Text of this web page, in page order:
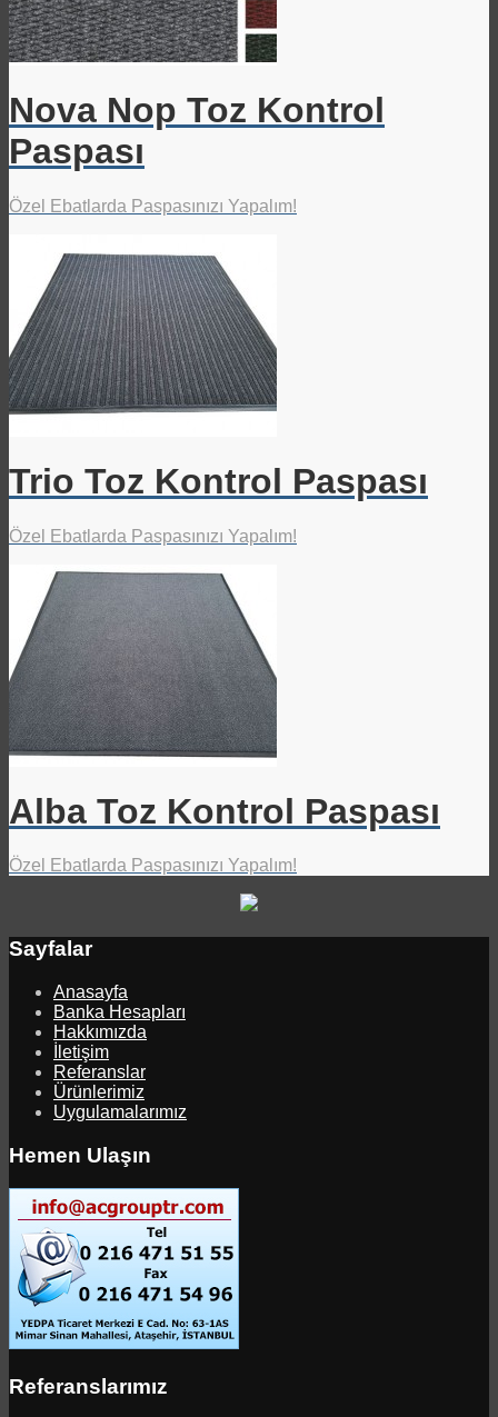
Nova Nop Toz Kontrol
Paspası
Özel Ebatlarda Paspasınızı Yapalım!
Trio Toz Kontrol Paspası
Özel Ebatlarda Paspasınızı Yapalım!
Alba Toz Kontrol Paspası
Özel Ebatlarda Paspasınızı Yapalım!
Sayfalar
Anasayfa
Banka Hesapları
Hakkımızda
İletişim
Referanslar
Ürünlerimiz
Uygulamalarımız
Hemen Ulaşın
Referanslarımız